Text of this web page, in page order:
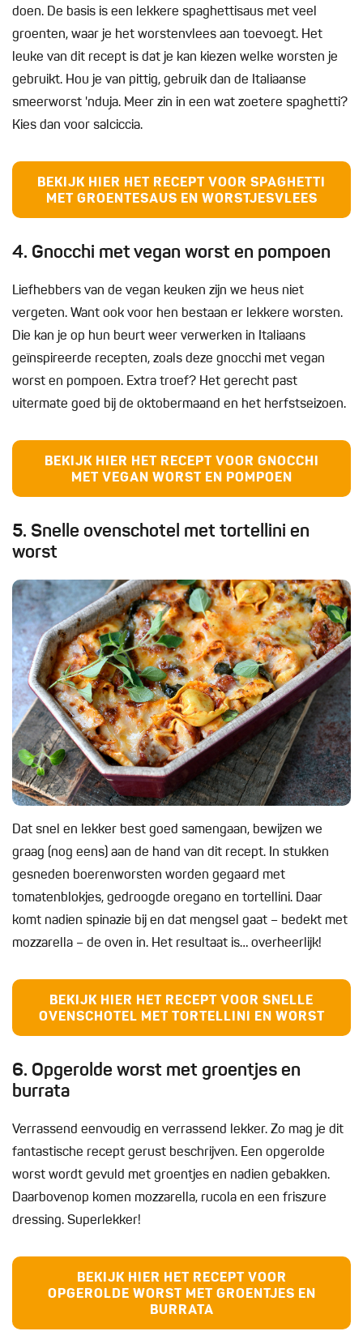
doen. De basis is een lekkere spaghettisaus met veel
groenten, waar je het worstenvlees aan toevoegt. Het
leuke van dit recept is dat je kan kiezen welke worsten je
gebruikt. Hou je van pittig, gebruik dan de Italiaanse
smeerworst 'nduja. Meer zin in een wat zoetere spaghetti?
Kies dan voor salciccia.
BEKIJK HIER HET RECEPT VOOR SPAGHETTI
MET GROENTESAUS EN WORSTJESVLEES
4. Gnocchi met vegan worst en pompoen
Liefhebbers van de vegan keuken zijn we heus niet
vergeten. Want ook voor hen bestaan er lekkere worsten.
Die kan je op hun beurt weer verwerken in Italiaans
geïnspireerde recepten, zoals deze gnocchi met vegan
worst en pompoen. Extra troef? Het gerecht past
uitermate goed bij de oktobermaand en het herfstseizoen.
BEKIJK HIER HET RECEPT VOOR GNOCCHI
MET VEGAN WORST EN POMPOEN
5. Snelle ovenschotel met tortellini en
worst
Dat snel en lekker best goed samengaan, bewijzen we
graag (nog eens) aan de hand van dit recept. In stukken
gesneden boerenworsten worden gegaard met
tomatenblokjes, gedroogde oregano en tortellini. Daar
komt nadien spinazie bij en dat mengsel gaat – bedekt met
mozzarella – de oven in. Het resultaat is… overheerlijk!
BEKIJK HIER HET RECEPT VOOR SNELLE
OVENSCHOTEL MET TORTELLINI EN WORST
6. Opgerolde worst met groentjes en
burrata
Verrassend eenvoudig en verrassend lekker. Zo mag je dit
fantastische recept gerust beschrijven. Een opgerolde
worst wordt gevuld met groentjes en nadien gebakken.
Daarbovenop komen mozzarella, rucola en een friszure
dressing. Superlekker!
BEKIJK HIER HET RECEPT VOOR
OPGEROLDE WORST MET GROENTJES EN
BURRATA